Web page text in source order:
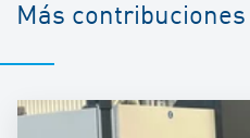
Más contribuciones